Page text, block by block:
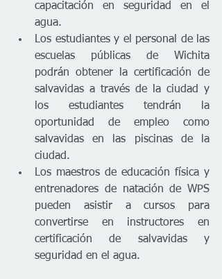
capacitación en seguridad en el
agua.
Los estudiantes y el personal de las
escuelas públicas de Wichita
podrán obtener la certificación de
salvavidas a través de la ciudad y
los estudiantes tendrán la
oportunidad de empleo como
salvavidas en las piscinas de la
ciudad.
Los maestros de educación física y
entrenadores de natación de WPS
pueden asistir a cursos para
convertirse en instructores en
certificación de salvavidas y
seguridad en el agua.